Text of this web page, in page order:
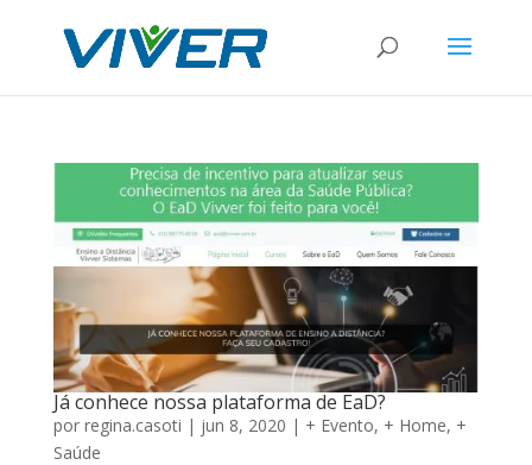
Já conhece nossa plataforma de EaD?
por regina.casoti | jun 8, 2020 | + Evento, + Home, +
Saúde